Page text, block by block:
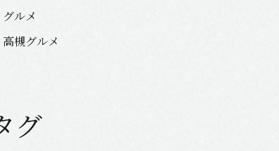
グルメ
高槻グルメ
グ